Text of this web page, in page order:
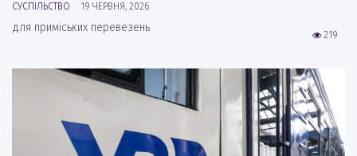
СУСПІЛЬСТВО 19 ЧЕРВНЯ, 2026
219
для приміських перевезень